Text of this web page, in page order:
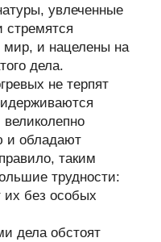
увлеченные
мир, и нацелены на
дела.
не терпят
и обладают
таким
трудности:
без особых
дела обстоят